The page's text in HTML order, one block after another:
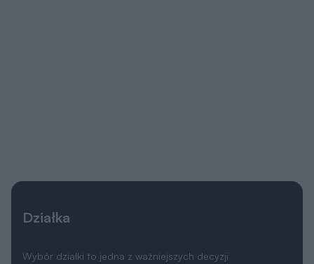
Działka
Wybór działki to jedna z ważniejszych decyzji